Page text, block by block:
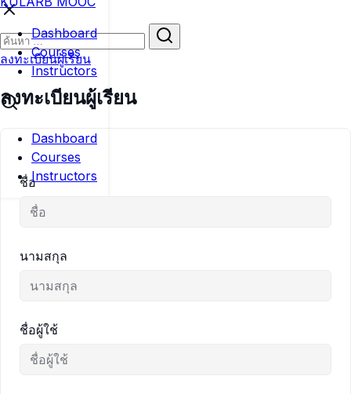
Skip
content
Dashboard
Courses
Instructors
Dashboard
Courses
Instructors
Search
for:
ลงทะเบียนผู้เรียน
ลงทะเบียนผู้เรียน
ชื่อ
นามสกุล
ชื่อผู้ใช้